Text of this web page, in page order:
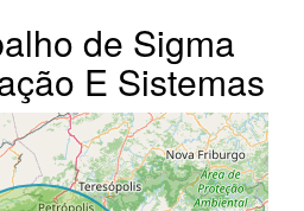
de Sigma
E Sistemas